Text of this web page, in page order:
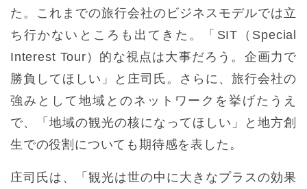
た。これまでの旅行会社のビジネスモデルでは立
ち行かないところも出てきた。「SIT（Special
Interest Tour）的な視点は大事だろう。企画力で
勝負してほしい」と庄司氏。さらに、旅行会社の
強みとして地域とのネットワークを挙げたうえ
で、「地域の観光の核になってほしい」と地方創
生での役割についても期待感を表した。
庄司氏は、「観光は世の中に大きなプラスの効果